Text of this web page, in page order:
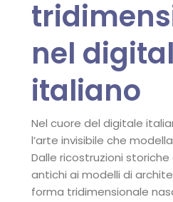
nel
italiano
Nel cuore del digitale
l’arte invisibile che
Dalle ricostruzioni
antichi ai modelli di
forma tridimensionale